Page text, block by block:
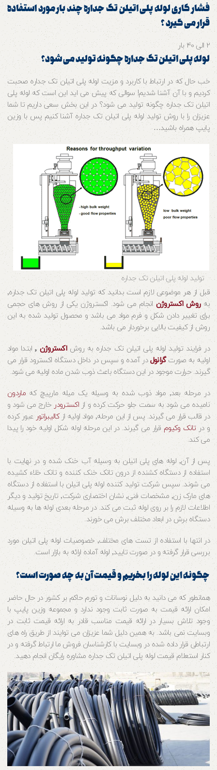
فشار کاری لوله پلی اتیلن تک جداره چند بار مورد استفاده
قرار می گیرد ؟
2 الی 40 بار
لوله پلی اتیلن تک جداره چگونه تولید می شود؟
خب حال که در ارتباط با کاربرد و مزیت لوله پلی اتیلن تک جداره صحبت
کردیم و با آن آشنا شدیم! سوالی که پیش می اید این است که لوله پلی
اتیلن تک جداره چگونه تولید می شود؟ در این بخش سعی داریم تا شما
عزیزان را با روش تولید لوله پلی اتیلن تک جداره آشنا کنیم پس با وزین
پایپ همراه باشید…
تولید لوله پلی اتیلن تک جداره
قبل از هر موضوعی لازم است بدانید که تولید لوله پلی اتیلن تک جداره٬
بهروش اکستروژنانجام می شود. اکستروژن یکی از روش های حجمی
برای تغییر دادن شکل و فرم مواد می باشد و محصول تولید شده به این
روش از کیفیت بالایی برخوردار می باشد.
در فرایند تولید لوله پلی اتیلن تک جداره به روشاکستروژن٬ ابتدا مواد
اولیه به صورتگرانولدر آمده و سپس در داخل دستگاه اکسترود قرار می
گیرند. حرارت موجود در این دستگاه باعث ذوب شدن ماده اولیه می شود.
در مرحله بعد٬ مواد ذوب شده به وسیله یک میله مارپیچ که
ماردون
نامیده می شود به سمت جلو حرکت کرده و ازاکسترودرخارج می شود و
در قالب قرار می گیرند. پس از این مرحله٬ مواد اولیه از
کالیبراتورعبور کرده
و درتانک وکیومقرار می گیرند. در این مرحله لوله شکل اولیه خود را پیدا
می کند.
پس از آن٬ لوله های پلی اتیلن به وسیله آب خنک شده و در نهایت با
استفاده از دستگاه کشنده از درون تانک خنک کننده و تانک خلاء کشیده
می شوند. سپس شرکت تولید کننده لوله پلی اتیلن با استفاده از دستگاه
های مارک زن٬ مشخصات فنی٬ نشان اختصاری شرکت٬ تاریخ تولید و دیگر
اطلاعات لازم را بر روی لوله ثبت می کند. در مرحله بعدی لوله ها به وسیله
دستگاه برش در ابعاد مختلف برش می خورند.
در انتها با استفاده از تست های مختلف٬ خصوصیات لوله پلی اتیلن مورد
بررسی قرار گرفته و در صورت تایید٬ لوله آماده ارائه به بازار است.
چگونه این لوله را بخریم و قیمت آن به چه صورت است؟
همانطور که می دانید به دلیل نوسانات و تورم حاکم بر کشور در حال حاضر
امکان ارائه قیمت به صورت ثابت وجود ندارد و مجموعه وزین پایپ با
وجود تلاش بسیار در ارائه قیمت مناسب قادر به ارائه قیمت ثابت در
وبسایت نمی باشد. به همین دلیل شما عزیزان می توایند از طریق راه های
ارتباطی قرار داده شده در وبسایت با کارشناسان فروش ما ارتباط گرفته و در
کنار استعلام قیمت لوله پلی اتیلن تک جداره مشاوره رایگان انجام دهید.